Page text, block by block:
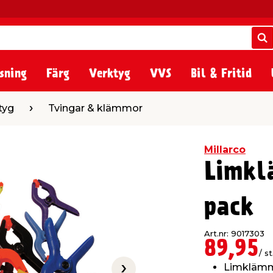
Färg Verktyg VVS Bil & Fritid
& klämmor
Tvingar & klämmor
Millarco
pack
Art.nr: 9017303
89,95/ st.